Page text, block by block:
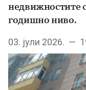
недвижностите
годишно ниво.
03. јули 2026. —